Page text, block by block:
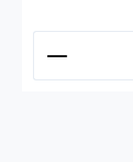
Quantité